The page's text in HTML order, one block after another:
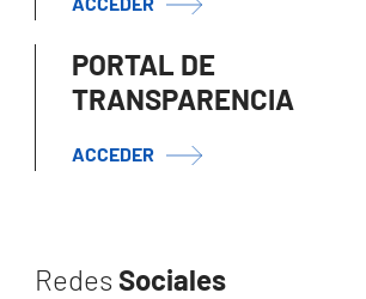
PORTAL DE
TRANSPARENCIA
ACCEDER
Redes Sociales